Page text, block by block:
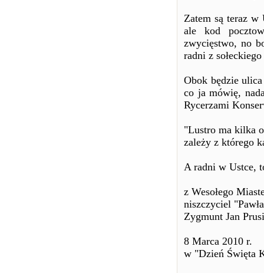
Zatem są teraz w
ale kod
zwycięstwo, no
radni z
Obok będzie
co ja mówię,
Rycerzami
"Lustro ma kilka
zależy z którego
A radni w Ustce,
z Wesołego
niszczyciel
Zygmunt Jan
8 Marca 2010 r.
w "Dzień Święta